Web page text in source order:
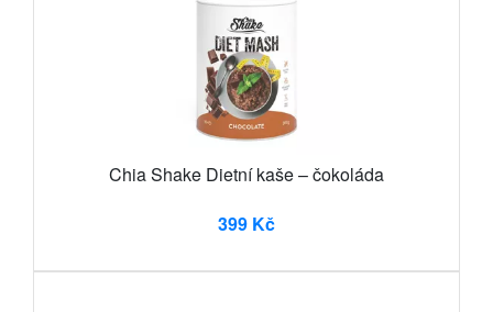
Chia Shake Dietní kaše – čokoláda
399 Kč